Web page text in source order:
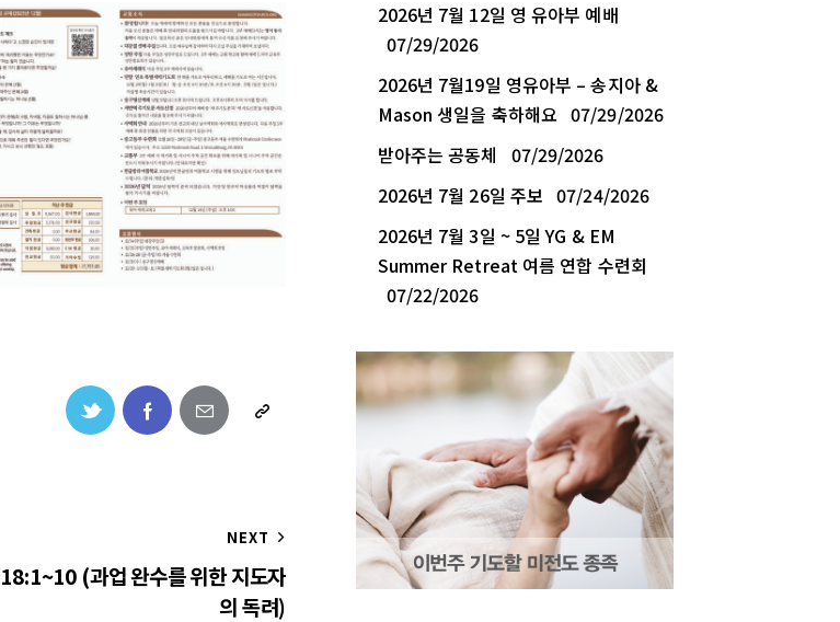
NEXT
(과업 완수를 위한 지도자
의 독려)
2026년 7월 12일 영 유아부 예배
07/29/2026
2026년 7월19일 영유아부 – 송지아 &
Mason 생일을 축하해요 07/29/2026
받아주는 공동체
07/29/2026
2026년 7월 26일 주보 07/24/2026
2026년 7월 3일 ~ 5일 YG & EM
Summer Retreat 여름 연합 수련회
07/22/2026